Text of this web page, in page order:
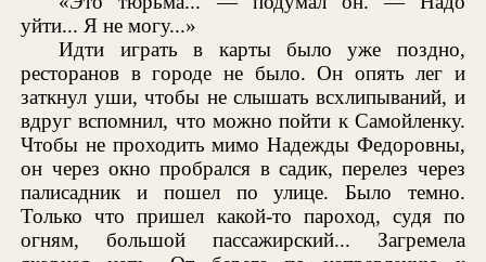
уйти... Я не могу...»
Идти играть в карты было уже поздно,
ресторанов в городе не было. Он опять лег и
заткнул уши, чтобы не слышать всхлипываний, и
вдруг вспомнил, что можно пойти к Самойленку.
Чтобы не проходить мимо Надежды Федоровны,
он через окно пробрался в садик, перелез через
палисадник и пошел по улице. Было темно.
Только что пришел какой-то пароход, судя по
огням, большой пассажирский... Загремела